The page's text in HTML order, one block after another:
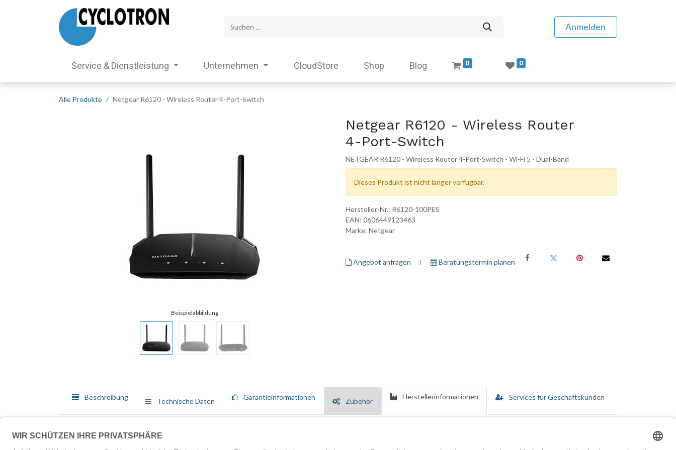
Anmelden
Service & Dienstleistung Unternehmen CloudStore Shop Blog 0 0
Alle Produkte Netgear R6120 - Wireless Router 4-Port-Switch
Netgear R6120 - Wireless Router
4-Port-Switch
NETGEAR R6120 - Wireless Router 4-Port-Switch - Wi-Fi 5 - Dual-Band
Dieses Produkt ist nicht länger verfügbar.
Hersteller-Nr.: R6120-100PES
EAN: 0606449123463
Marke: Netgear
Angebot anfragen I ​ Beratungstermin planen
Beschreibung Technische Daten Garantieinformationen Zubehör Herstellerinformationen Services für Geschäftskunden
Leistung und WLAN-Abdeckung für Ihr gesamtes Zuhause. Profitieren Sie von den Geschwindigkeiten, die Sie für ein reibungsloses HD-Streaming- und Online-Gaming-Erlebnis